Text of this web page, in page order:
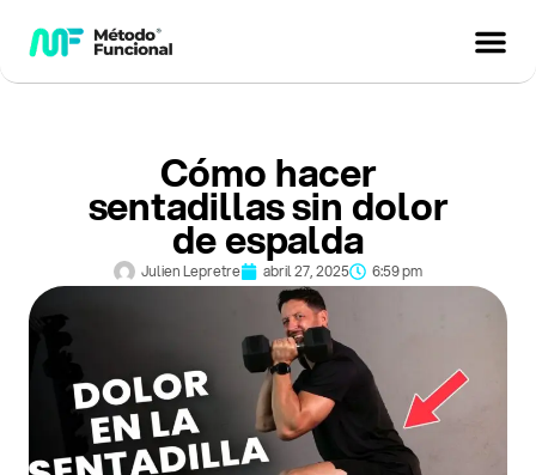
Cómo hacer
sentadillas sin dolor
de espalda
Julien Lepretre abril 27, 2025 6:59 pm